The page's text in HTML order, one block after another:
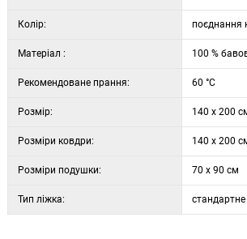
Колір: поєднання
Матеріал : 100 %
Рекомендоване прання: 60 °C
Розмір: 140 x 200
Розміри ковдри: 140 x 200
Розміри подушки: 70 x 90 см
Тип ліжка: